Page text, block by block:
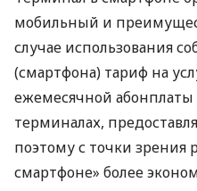
мобильный и
случае использования
(смартфона) тариф на
ежемесячной абонплаты
терминалах,
поэтому с точки зрения
смартфоне» более